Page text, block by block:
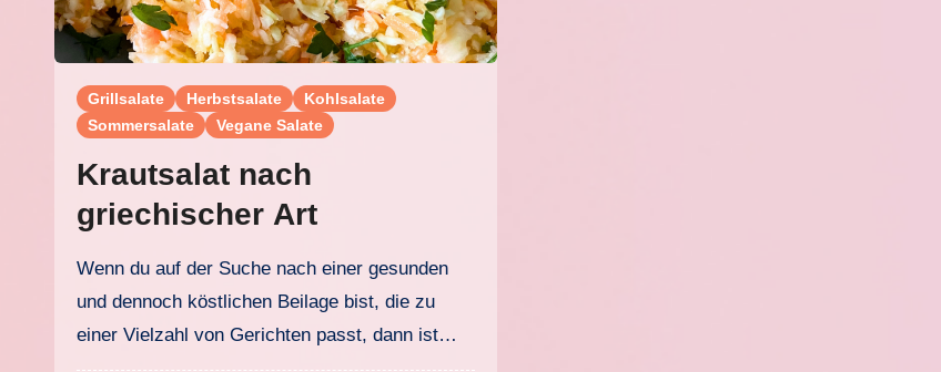
Grillsalate Herbstsalate
Kohlsalate
Sommersalate
Vegane Salate
Krautsalat nach
griechischer Art
Wenn du auf der Suche nach einer gesunden
und dennoch köstlichen Beilage bist, die zu
einer Vielzahl von Gerichten passt, dann ist…